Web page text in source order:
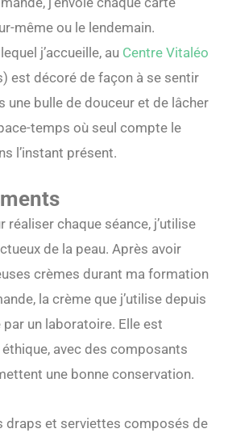
même ou le lendemain.
j’accueille, au Centre Vitaléo
est décoré de façon à se sentir
une bulle de douceur et de lâcher
temps où seul compte le
l’instant présent.
réaliser chaque séance, j’utilise
de la peau. Après avoir
crèmes durant ma formation
la crème que j’utilise depuis
un laboratoire. Elle est
avec des composants
une bonne conservation.
draps et serviettes composés de